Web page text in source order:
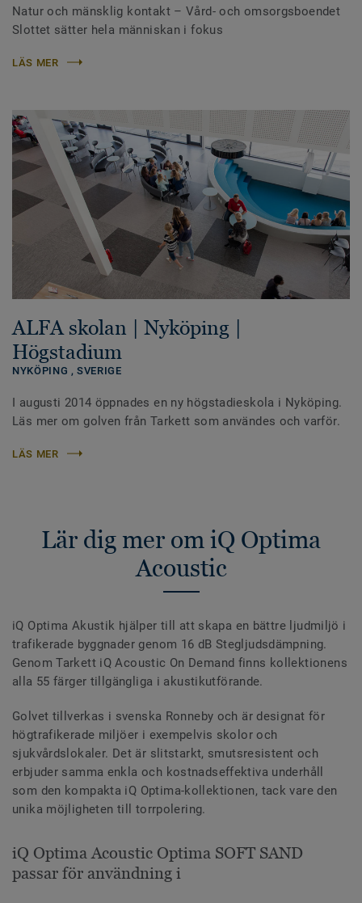
Natur och mänsklig kontakt – Vård- och omsorgsboendet
Slottet sätter hela människan i fokus
LÄS MER
ALFA skolan | Nyköping |
Högstadium
NYKÖPING ,SVERIGE
I augusti 2014 öppnades en ny högstadieskola i Nyköping.
Läs mer om golven från Tarkett som användes och varför.
LÄS MER
Lär dig mer om iQ Optima
Acoustic
iQ Optima Akustik hjälper till att skapa en bättre ljudmiljö i
trafikerade byggnader genom 16 dB Stegljudsdämpning.
Genom Tarkett iQ Acoustic On Demand finns kollektionens
alla 55 färger tillgängliga i akustikutförande.
Golvet tillverkas i svenska Ronneby och är designat för
högtrafikerade miljöer i exempelvis skolor och
sjukvårdslokaler. Det är slitstarkt, smutsresistent och
erbjuder samma enkla och kostnadseffektiva underhåll
som den kompakta iQ Optima-kollektionen, tack vare den
unika möjligheten till torrpolering.
iQ Optima Acoustic Optima SOFT SAND
passar för användning i